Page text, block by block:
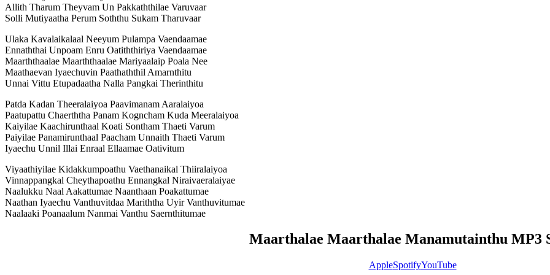
Allith Tharum Theyvam Un Pakkaththilae Varuvaar
Solli Mutiyaatha Perum Soththu Sukam Tharuvaar
Ulaka Kavalaikalaal Neeyum Pulampa Vaendaamae
Ennaththai Unpoam Enru Oatiththiriya Vaendaamae
Maarththaalae Maarththaalae Mariyaalaip Poala Nee
Maathaevan Iyaechuvin Paathaththil Amarnthitu
Unnai Vittu Etupadaatha Nalla Pangkai Therinthitu
Patda Kadan Theeralaiyoa Paavimanam Aaralaiyoa
Paatupattu Chaerththa Panam Kogncham Kuda Meeralaiyoa
Kaiyilae Kaachirunthaal Koati Sontham Thaeti Varum
Paiyilae Panamirunthaal Paacham Unnaith Thaeti Varum
Iyaechu Unnil Illai Enraal Ellaamae Oativitum
Viyaathiyilae Kidakkumpoathu Vaethanaikal Thiiralaiyoa
Vinnappangkal Cheythapoathu Ennangkal Niraivaeralaiyae
Naalukku Naal Aakattumae Naanthaan Poakattumae
Naathan Iyaechu Vanthuvitdaa Mariththa Uyir Vanthuvitumae
Naalaaki Poanaalum Nanmai Vanthu Saernthitumae
Maarthalae Maarthalae Manamutainthu MP3
AppleSpotifyYouTube